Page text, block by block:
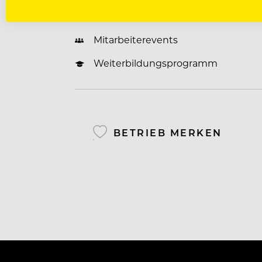
Mitarbeiterevents
Weiterbildungsprogramm
BETRIEB MERKEN